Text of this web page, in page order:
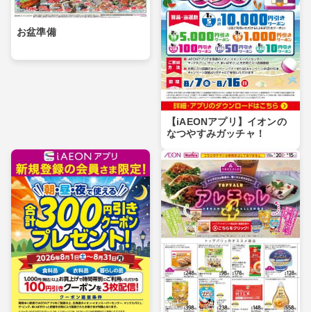
お盆準備
【iAEONアプリ】イオンの
なつやすみガッチャ！